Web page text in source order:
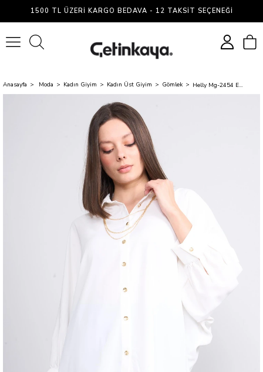
1500 TL ÜZERI KARGO BEDAVA - 12 TAKSIT SEÇENEĞI
Anasayfa Moda Kadın Giyim Kadın Üst Giyim Gömlek Helly Mg-2454 Ekru Kadın Aksesuar Detaylı Gömlek